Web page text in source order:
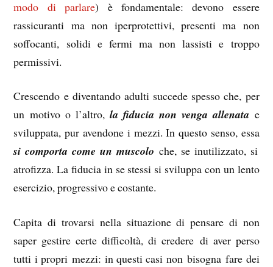
modo di parlare) è fondamentale: devono essere
rassicuranti ma non iperprotettivi, presenti ma non
soffocanti, solidi e fermi ma non lassisti e troppo
permissivi.
Crescendo e diventando adulti succede spesso che, per
un motivo o l’altro, la fiducia non venga allenata e
sviluppata, pur avendone i mezzi. In questo senso, essa
si comporta come un muscolo che, se inutilizzato, si
atrofizza. La fiducia in se stessi si sviluppa con un lento
esercizio, progressivo e costante.
Capita di trovarsi nella situazione di pensare di non
saper gestire certe difficoltà, di credere di aver perso
tutti i propri mezzi: in questi casi non bisogna fare dei